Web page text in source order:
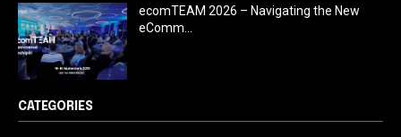
ecomTEAM 2026 – Navigating the New
eComm...
CATEGORIES